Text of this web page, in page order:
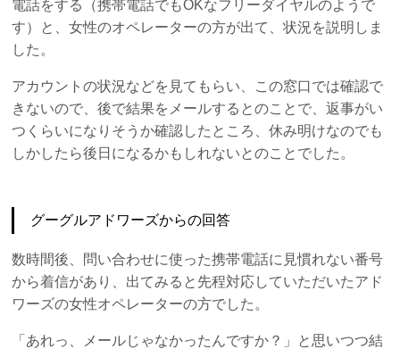
電話をする（携帯電話でもOKなフリーダイヤルのようで
す）と、女性のオペレーターの方が出て、状況を説明しま
した。
アカウントの状況などを見てもらい、この窓口では確認で
きないので、後で結果をメールするとのことで、返事がい
つくらいになりそうか確認したところ、休み明けなのでも
しかしたら後日になるかもしれないとのことでした。
グーグルアドワーズからの回答
数時間後、問い合わせに使った携帯電話に見慣れない番号
から着信があり、出てみると先程対応していただいたアド
ワーズの女性オペレーターの方でした。
「あれっ、メールじゃなかったんですか？」と思いつつ結